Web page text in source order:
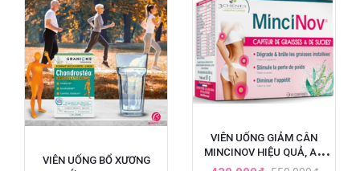
VIÊN UỐNG BỔ XƯƠNG
VIÊN UỐNG GIẢM CÂN
MINCINOV HIỆU QUẢ, AN
TOÀN SỐ 1 TẠI PHÁP - HỘP